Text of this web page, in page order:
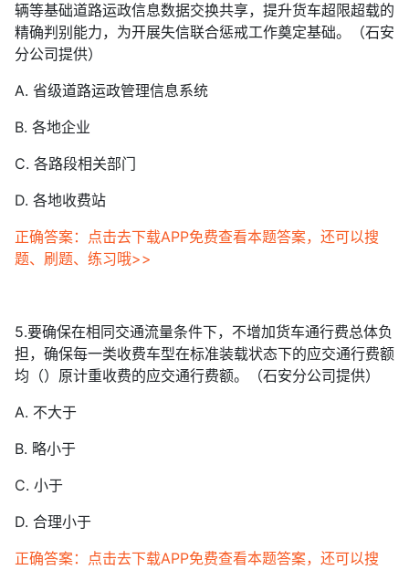
辆等基础道路运政信息数据交换共享，提升货车超限超载的
精确判别能力，为开展失信联合惩戒工作奠定基础。（石安
分公司提供）
A. 省级道路运政管理信息系统
B. 各地企业
C. 各路段相关部门
D. 各地收费站
正确答案：点击去下载APP免费查看本题答案，还可以搜
题、刷题、练习哦>>
5.要确保在相同交通流量条件下，不增加货车通行费总体负
担，确保每一类收费车型在标准装载状态下的应交通行费额
均（）原计重收费的应交通行费额。（石安分公司提供）
A. 不大于
B. 略小于
C. 小于
D. 合理小于
正确答案：点击去下载APP免费查看本题答案，还可以搜